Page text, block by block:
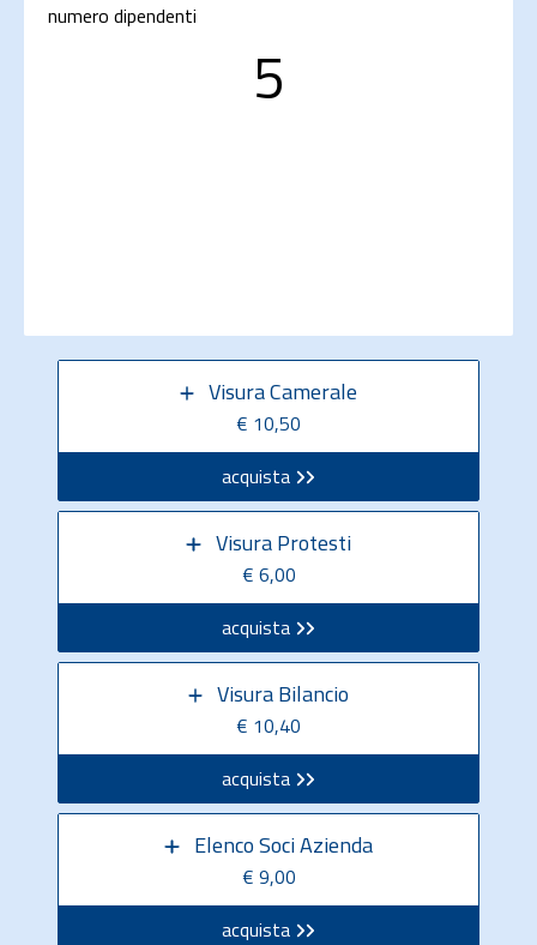
numero dipendenti
5
Visura Camerale
€ 10,50
acquista
Visura Protesti
€ 6,00
acquista
Visura Bilancio
€ 10,40
acquista
Elenco Soci Azienda
€ 9,00
acquista